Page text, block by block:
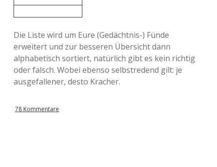
Die Liste wird um Eure (Gedächtnis-) Fünde
erweitert und zur besseren Übersicht dann
alphabetisch sortiert, natürlich gibt es kein richtig
oder falsch. Wobei ebenso selbstredend gilt: je
ausgefallener, desto Kracher.
78 Kommentare